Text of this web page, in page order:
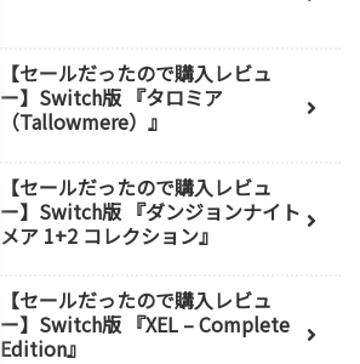
【セールだったので購入レビュ
ー】Switch版 『タロミア
（Tallowmere）』
【セールだったので購入レビュ
ー】Switch版 『ダンジョンナイト
メア 1+2 コレクション』
【セールだったので購入レビュ
ー】Switch版 『XEL – Complete
Edition』